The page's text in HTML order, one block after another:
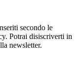
secondo le
Potrai disiscriverti in
newsletter.